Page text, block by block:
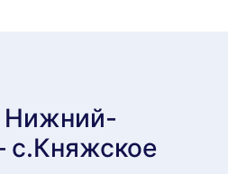
Нижний-
с.Княжское